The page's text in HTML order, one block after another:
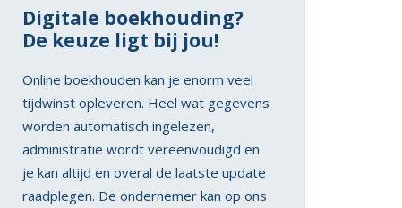
Digitale boekhouding?
De keuze ligt bij jou!
Online boekhouden kan je enorm veel
tijdwinst opleveren. Heel wat gegevens
worden automatisch ingelezen,
administratie wordt vereenvoudigd en
je kan altijd en overal de laatste update
raadplegen. De ondernemer kan op ons